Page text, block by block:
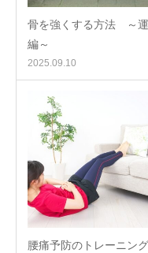
骨を強くする方法 ～
編～
2025.09.10
腰痛予防のトレーニング